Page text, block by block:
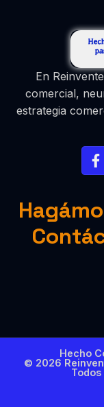
En
comercial,
estrategia
Hecho
© 2026